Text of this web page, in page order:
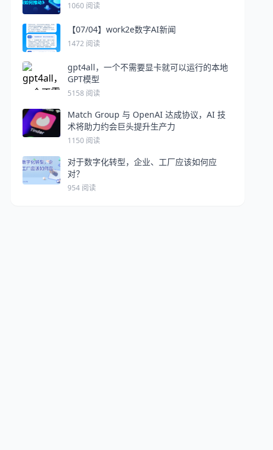
1060 阅读
【07/04】work2e数字AI新闻
1472 阅读
gpt4all，一个不需要显卡就可以运行的本地
GPT模型
5158 阅读
Match Group 与 OpenAI 达成协议，AI 技
术将助力约会巨头提升生产力
1150 阅读
对于数字化转型，企业、工厂应该如何应
对？
954 阅读